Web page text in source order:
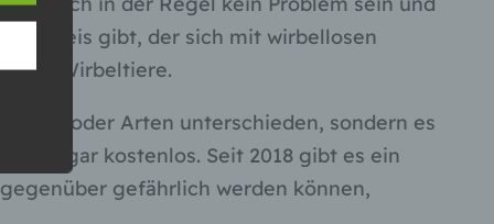
gibt, der sich mit wirbellosen
nur Wirbeltiere.
oder Arten unterschieden, sondern es
sogar kostenlos. Seit 2018 gibt es ein
gefährlich werden können,